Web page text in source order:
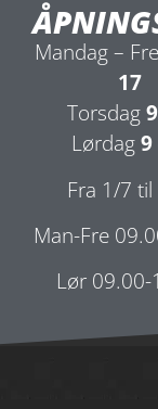
Mandag –
17
Torsdag
Lørdag9
Fra 1/7
Man-Fre
Lør